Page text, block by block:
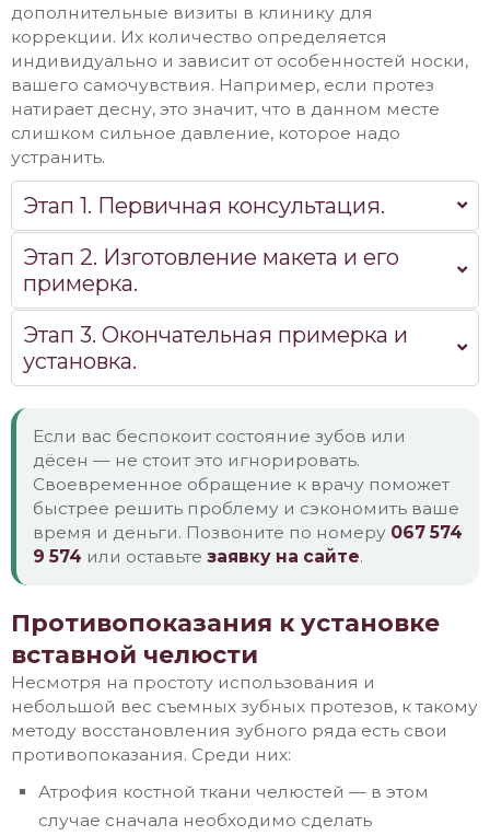
Этап 1. Первичная консультация.
Этап 2. Изготовление макета и его
примерка.
Этап 3. Окончательная примерка и
установка.
дополнительные визиты в клинику для
коррекции. Их количество определяется
индивидуально и зависит от особенностей носки,
вашего самочувствия. Например, если протез
натирает десну, это значит, что в данном месте
слишком сильное давление, которое надо
устранить.
Если вас беспокоит состояние зубов или
дёсен — не стоит это игнорировать.
Своевременное обращение к врачу поможет
быстрее решить проблему и сэкономить ваше
время и деньги. Позвоните по номеру 067 574
9 574 или оставьте заявку на сайте.
Противопоказания к установке
вставной челюсти
Несмотря на простоту использования и
небольшой вес съемных зубных протезов, к такому
методу восстановления зубного ряда есть свои
противопоказания. Среди них:
Атрофия костной ткани челюстей — в этом
случае сначала необходимо сделать